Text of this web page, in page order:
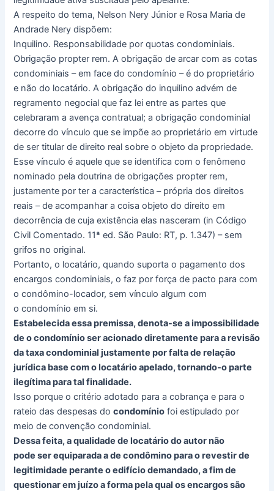
A respeito do tema, Nelson Nery Júnior e Rosa Maria de
Andrade Nery dispõem:
Inquilino. Responsabilidade por quotas condominiais.
Obrigação propter rem. A obrigação de arcar com as cotas
condominiais – em face do condomínio – é do proprietário
e não do locatário. A obrigação do inquilino advém de
regramento negocial que faz lei entre as partes que
celebraram a avença contratual; a obrigação condominial
decorre do vínculo que se impõe ao proprietário em virtude
de ser titular de direito real sobre o objeto da propriedade.
Esse vínculo é aquele que se identifica com o fenômeno
nominado pela doutrina de obrigações propter rem,
justamente por ter a característica – própria dos direitos
reais – de acompanhar a coisa objeto do direito em
decorrência de cuja existência elas nasceram (in Código
Civil Comentado. 11ª ed. São Paulo: RT, p. 1.347) – sem
grifos no original.
Portanto, o locatário, quando suporta o pagamento dos
encargos condominiais, o faz por força de pacto para com
o condômino-locador, sem vínculo algum com
o condomínio em si.
Estabelecida essa premissa, denota-se a impossibilidade
de o condomínio ser acionado diretamente para a revisão
da taxa condominial justamente por falta de relação
jurídica base com o locatário apelado, tornando-o parte
ilegítima para tal finalidade.
Isso porque o critério adotado para a cobrança e para o
rateio das despesas docondomínio foi estipulado por
meio de convenção condominial.
Dessa feita, a qualidade de locatário do autor não
pode ser equiparada a de condômino para o revestir de
legitimidade perante o edifício demandado, a fim de
questionar em juízo a forma pela qual os encargos são